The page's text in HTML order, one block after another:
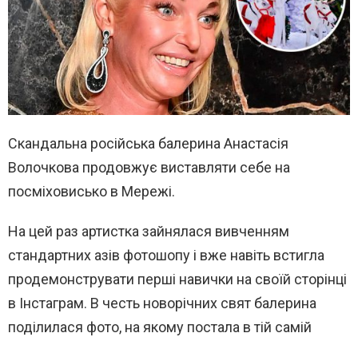
Скандальна російська балерина Анастасія
Волочкова продовжує виставляти себе на
посміховисько в Мережі.
На цей раз артистка зайнялася вивченням
стандартних азів фотошопу і вже навіть встигла
продемонструвати перші навички на своїй сторінці
в Інстаграм. В честь новорічних свят балерина
поділилася фото, на якому постала в тій самій